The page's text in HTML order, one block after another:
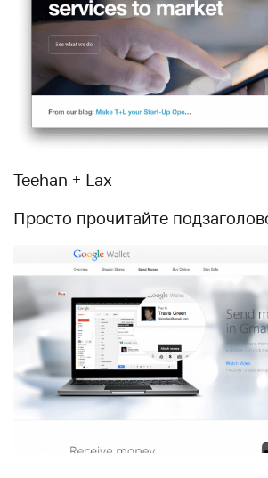
Teehan + Lax
Просто прочитайте